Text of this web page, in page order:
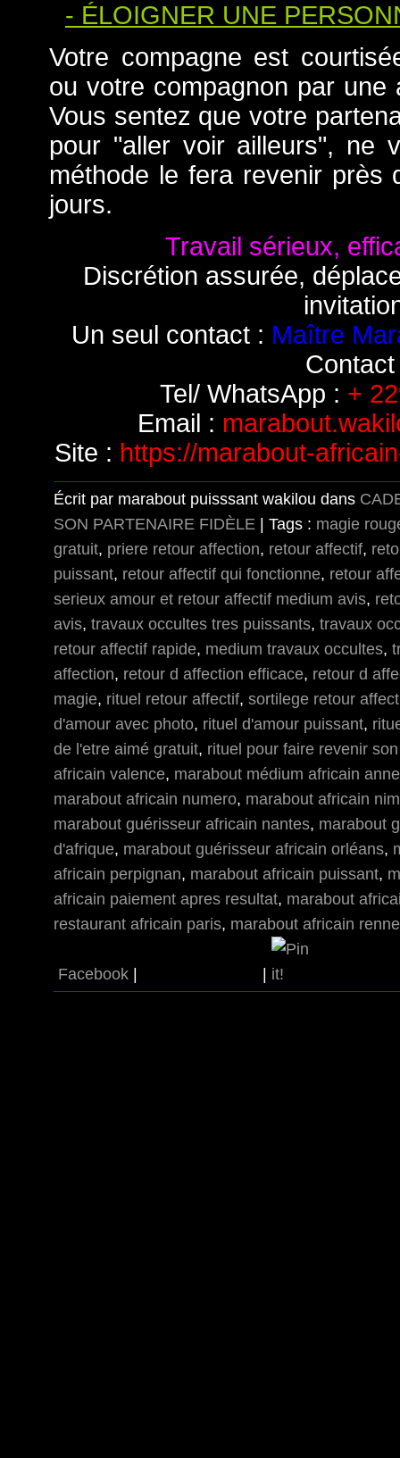
- ÉLOIGNER UNE
Votre compagne est
ou votre compagnon par une
Vous sentez que votre
pour "aller voir ailleurs", ne
méthode le fera revenir près
jours.
Travail sérieux,
Discrétion assurée,
Un seul contact : Maître
Contact
Tel/ WhatsApp : +
Email :
Site : https://marabout-
Écrit par marabout puisssant wakilou dans
SON PARTENAIRE FIDÈLE | Tags : magie
gratuit, priere retour affection, retour affectif,
puissant, retour affectif qui fonctionne, retour
serieux amour et retour affectif medium avis,
avis, travaux occultes tres puissants, travaux
retour affectif rapide, medium travaux occultes,
affection, retour d affection efficace, retour d
magie, rituel retour affectif, sortilege retour
d'amour avec photo, rituel d'amour puissant,
de l'etre aimé gratuit, rituel pour faire revenir
africain valence, marabout médium africain
marabout africain numero, marabout africain
marabout guérisseur africain nantes, marabout
d'afrique, marabout guérisseur africain orléans,
africain perpignan, marabout africain puissant,
africain paiement apres resultat, marabout
restaurant africain paris, marabout africain
Facebook